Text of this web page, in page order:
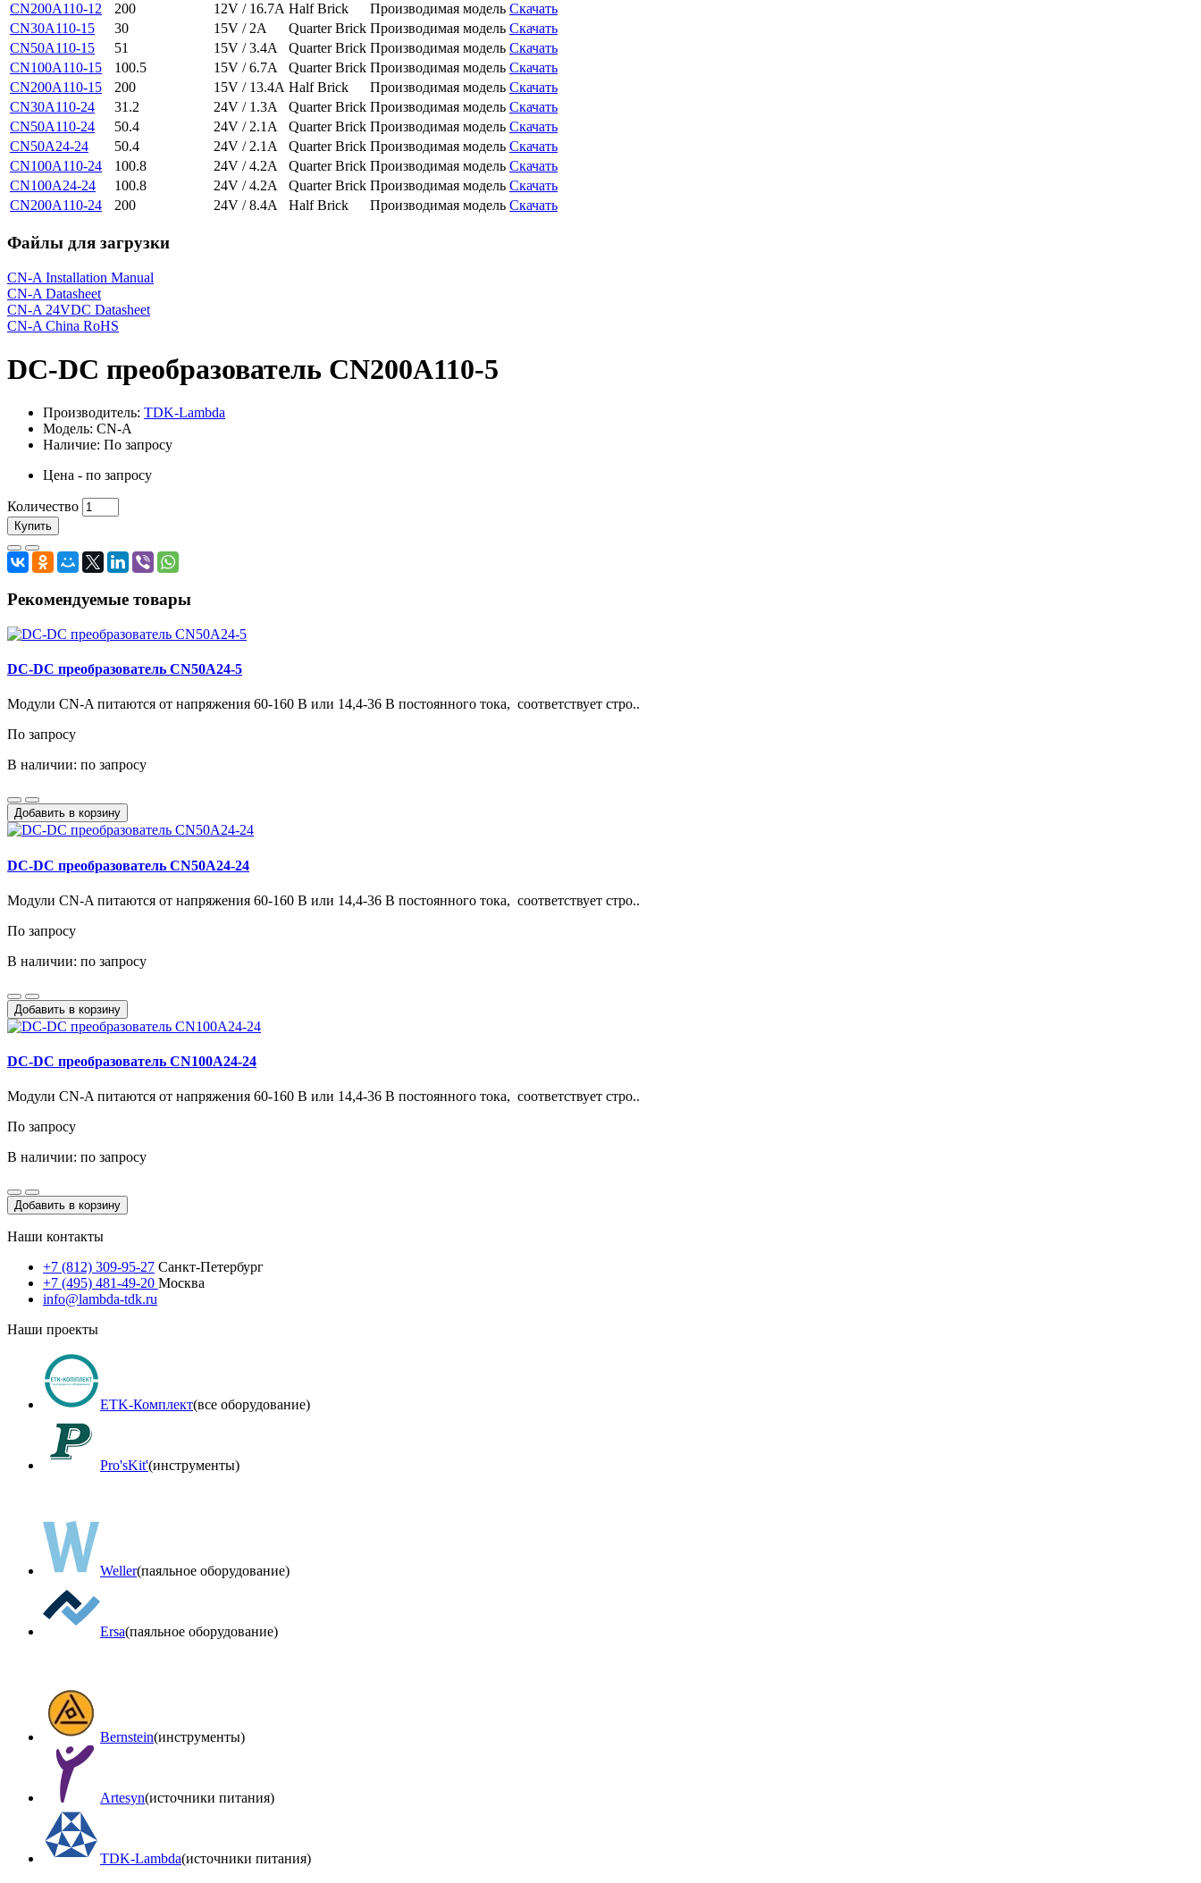
CN200A110-12
200 12V / 16.7A Half Brick Производимая модель Скачать
CN30A110-15
30 15V / 2A Quarter Brick Производимая модель Скачать
CN50A110-15
51 15V / 3.4A Quarter Brick Производимая модель Скачать
CN100A110-15
100.5 15V / 6.7A Quarter Brick Производимая модель Скачать
CN200A110-15
200 15V / 13.4A Half Brick Производимая модель Скачать
CN30A110-24
31.2 24V / 1.3A Quarter Brick Производимая модель Скачать
CN50A110-24
50.4 24V / 2.1A Quarter Brick Производимая модель Скачать
CN50A24-24
50.4 24V / 2.1A Quarter Brick Производимая модель Скачать
CN100A110-24
100.8 24V / 4.2A Quarter Brick Производимая модель Скачать
CN100A24-24
100.8 24V / 4.2A Quarter Brick Производимая модель Скачать
CN200A110-24
200 24V / 8.4A Half Brick Производимая модель Скачать
Файлы для загрузки
CN-A Installation Manual
CN-A Datasheet
CN-A 24VDC Datasheet
CN-A China RoHS
DC-DC преобразователь CN200A110-5
Производитель: TDK-Lambda
Модель: CN-A
Наличие: По запросу
Цена - по запросу
Количество
Купить
Рекомендуемые товары
DC-DC преобразователь CN50A24-5
Модули CN-A питаются от напряжения 60-160 В или 14,4-36 В постоянного тока, соответствует стро..
По запросу
В наличии: по запросу
Добавить в корзину
DC-DC преобразователь CN50A24-24
Модули CN-A питаются от напряжения 60-160 В или 14,4-36 В постоянного тока, соответствует стро..
По запросу
В наличии: по запросу
Добавить в корзину
DC-DC преобразователь CN100A24-24
Модули CN-A питаются от напряжения 60-160 В или 14,4-36 В постоянного тока, соответствует стро..
По запросу
В наличии: по запросу
Добавить в корзину
Наши контакты
+7 (812) 309-95-27 Санкт-Петербург
+7 (495) 481-49-20 Москва
info@lambda-tdk.ru
Наши проекты
ETK-Комплект(все оборудование)
Pro'sKit'(инструменты)
Weller(паяльное оборудование)
Ersa(паяльное оборудование)
Bernstein(инструменты)
Artesyn(источники питания)
TDK-Lambda(источники питания)